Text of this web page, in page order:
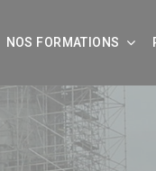
NOS FORMATIONS